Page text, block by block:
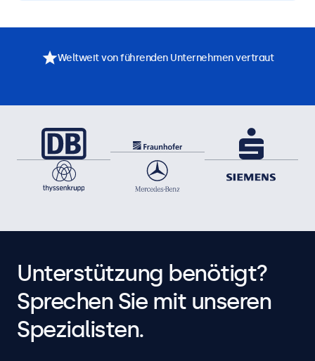
Weltweit von führenden Unternehmen vertraut
Unterstützung benötigt?
Sprechen Sie mit unseren
Spezialisten.